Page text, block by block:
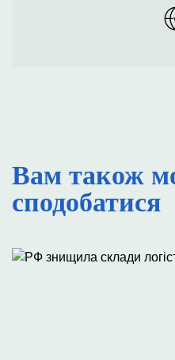
Вам також
сподобатися